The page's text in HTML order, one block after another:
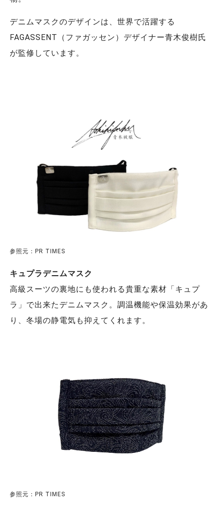
デニムマスクのデザインは、世界で活躍する
FAGASSENT（ファガッセン）デザイナー青木俊樹氏
が監修しています。
参照元：PR TIMES
キュプラデニムマスク
高級スーツの裏地にも使われる貴重な素材「キュプ
ラ」で出来たデニムマスク。調温機能や保温効果があ
り、冬場の静電気も抑えてくれます。
参照元：PR TIMES